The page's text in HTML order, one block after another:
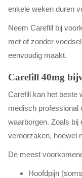
enkele weken duren
Neem Carefill bij
met of zonder
eenvoudig maakt.
Carefill 40mg
Carefill kan het beste
medisch professional
waarborgen. Zoals bij
veroorzaken, hoewel
De meest
Hoofdpijn